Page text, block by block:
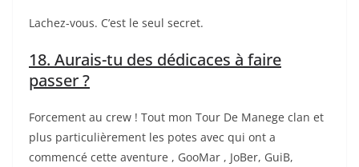
Lachez-vous. C’est le seul secret.
18. Aurais-tu des dédicaces à faire
passer ?
Forcement au crew ! Tout mon Tour De Manege clan et
plus particulièrement les potes avec qui ont a
commencé cette aventure , GooMar , JoBer, GuiB,